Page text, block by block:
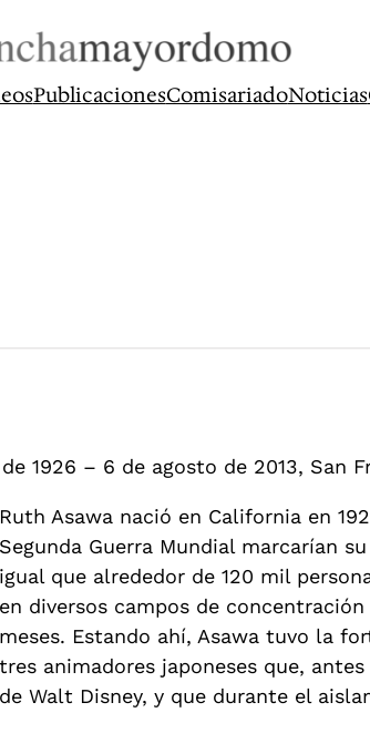
PublicacionesComisariadoNoticias
1926 – 6 de agosto de 2013, San
Ruth Asawa nació en California en
Segunda Guerra Mundial marcarían
igual que alrededor de 120 mil
en diversos campos de
meses. Estando ahí, Asawa tuvo la
tres animadores japoneses que,
de Walt Disney, y que durante el